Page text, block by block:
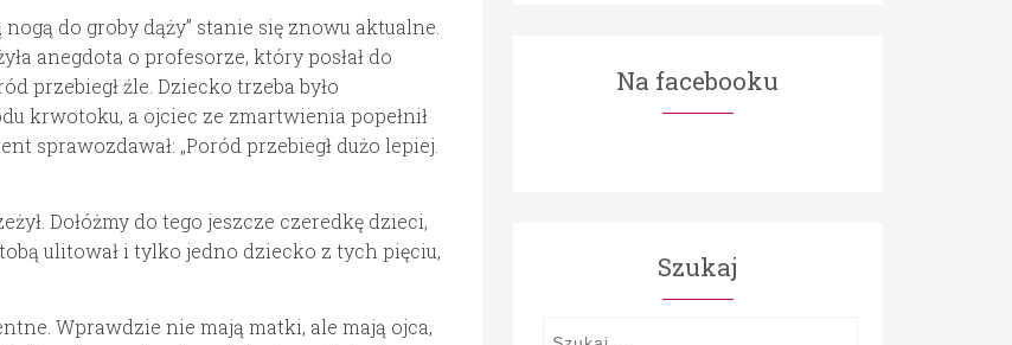
do groby dąży” stanie się znowu aktualne.
anegdota o profesorze, który posłał do
przebiegł źle. Dziecko trzeba było
krwotoku, a ojciec ze zmartwienia popełnił
sprawozdawał: „Poród przebiegł dużo lepiej.
Dołóżmy do tego jeszcze czeredkę dzieci,
ulitował i tylko jedno dziecko z tych pięciu,
Wprawdzie nie mają matki, ale mają ojca,
Na facebooku
Szukaj